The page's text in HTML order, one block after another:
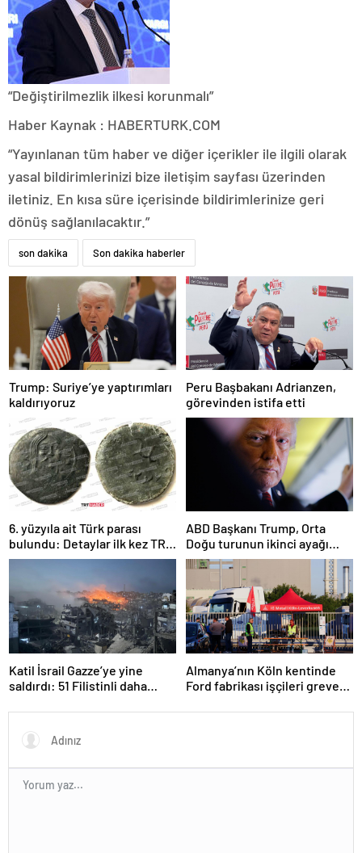
“Değiştirilmezlik ilkesi korunmalı”
Haber Kaynak : HABERTURK.COM
“Yayınlanan tüm haber ve diğer içerikler ile ilgili olarak
yasal bildirimlerinizi bize iletişim sayfası üzerinden
iletiniz. En kısa süre içerisinde bildirimlerinize geri
dönüş sağlanılacaktır.”
son dakika Son dakika haberler
Trump: Suriye’ye yaptırımları
kaldırıyoruz
Peru Başbakanı Adrianzen,
görevinden istifa etti
6. yüzyıla ait Türk parası
bulundu: Detaylar ilk kez TRT
Haber’de
ABD Başkanı Trump, Orta
Doğu turunun ikinci ayağı
Katar’da
Katil İsrail Gazze’ye yine
saldırdı: 51 Filistinli daha
Almanya’nın Köln kentinde
Ford fabrikası işçileri greve